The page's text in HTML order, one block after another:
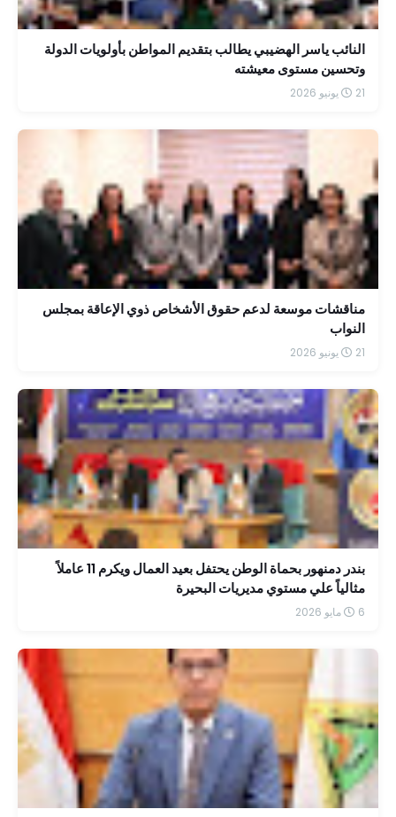
النائب ياسر الهضيبي يطالب بتقديم المواطن بأولويات الدولة
وتحسين مستوى معيشته
21 يونيو 2026
مناقشات موسعة لدعم حقوق الأشخاص ذوي الإعاقة بمجلس
النواب
21 يونيو 2026
بندر دمنهور بحماة الوطن يحتفل بعيد العمال ويكرم 11 عاملاً
مثالياً علي مستوي مديريات البحيرة
6 مايو 2026